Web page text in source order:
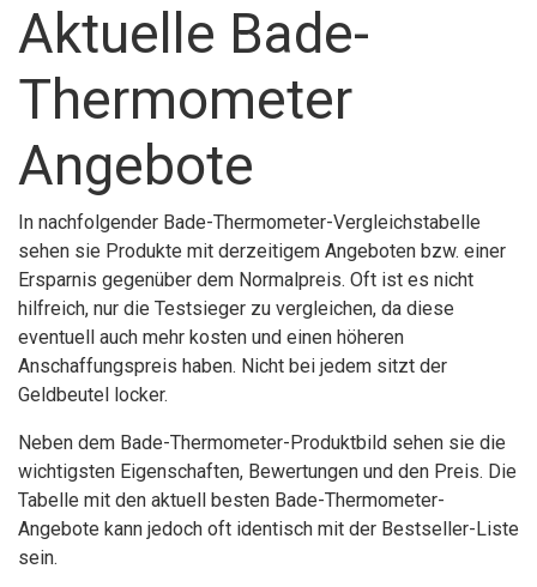
Aktuelle Bade-
Thermometer
Angebote
In nachfolgender Bade-Thermometer-Vergleichstabelle
sehen sie Produkte mit derzeitigem Angeboten bzw. einer
Ersparnis gegenüber dem Normalpreis. Oft ist es nicht
hilfreich, nur die Testsieger zu vergleichen, da diese
eventuell auch mehr kosten und einen höheren
Anschaffungspreis haben. Nicht bei jedem sitzt der
Geldbeutel locker.
Neben dem Bade-Thermometer-Produktbild sehen sie die
wichtigsten Eigenschaften, Bewertungen und den Preis. Die
Tabelle mit den aktuell besten Bade-Thermometer-
Angebote kann jedoch oft identisch mit der Bestseller-Liste
sein.